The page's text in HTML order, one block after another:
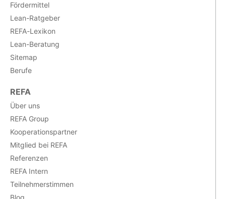
Fördermittel
Lean-Ratgeber
REFA-Lexikon
Lean-Beratung
Sitemap
Berufe
REFA
Über uns
REFA Group
Kooperationspartner
Mitglied bei REFA
Referenzen
REFA Intern
Teilnehmerstimmen